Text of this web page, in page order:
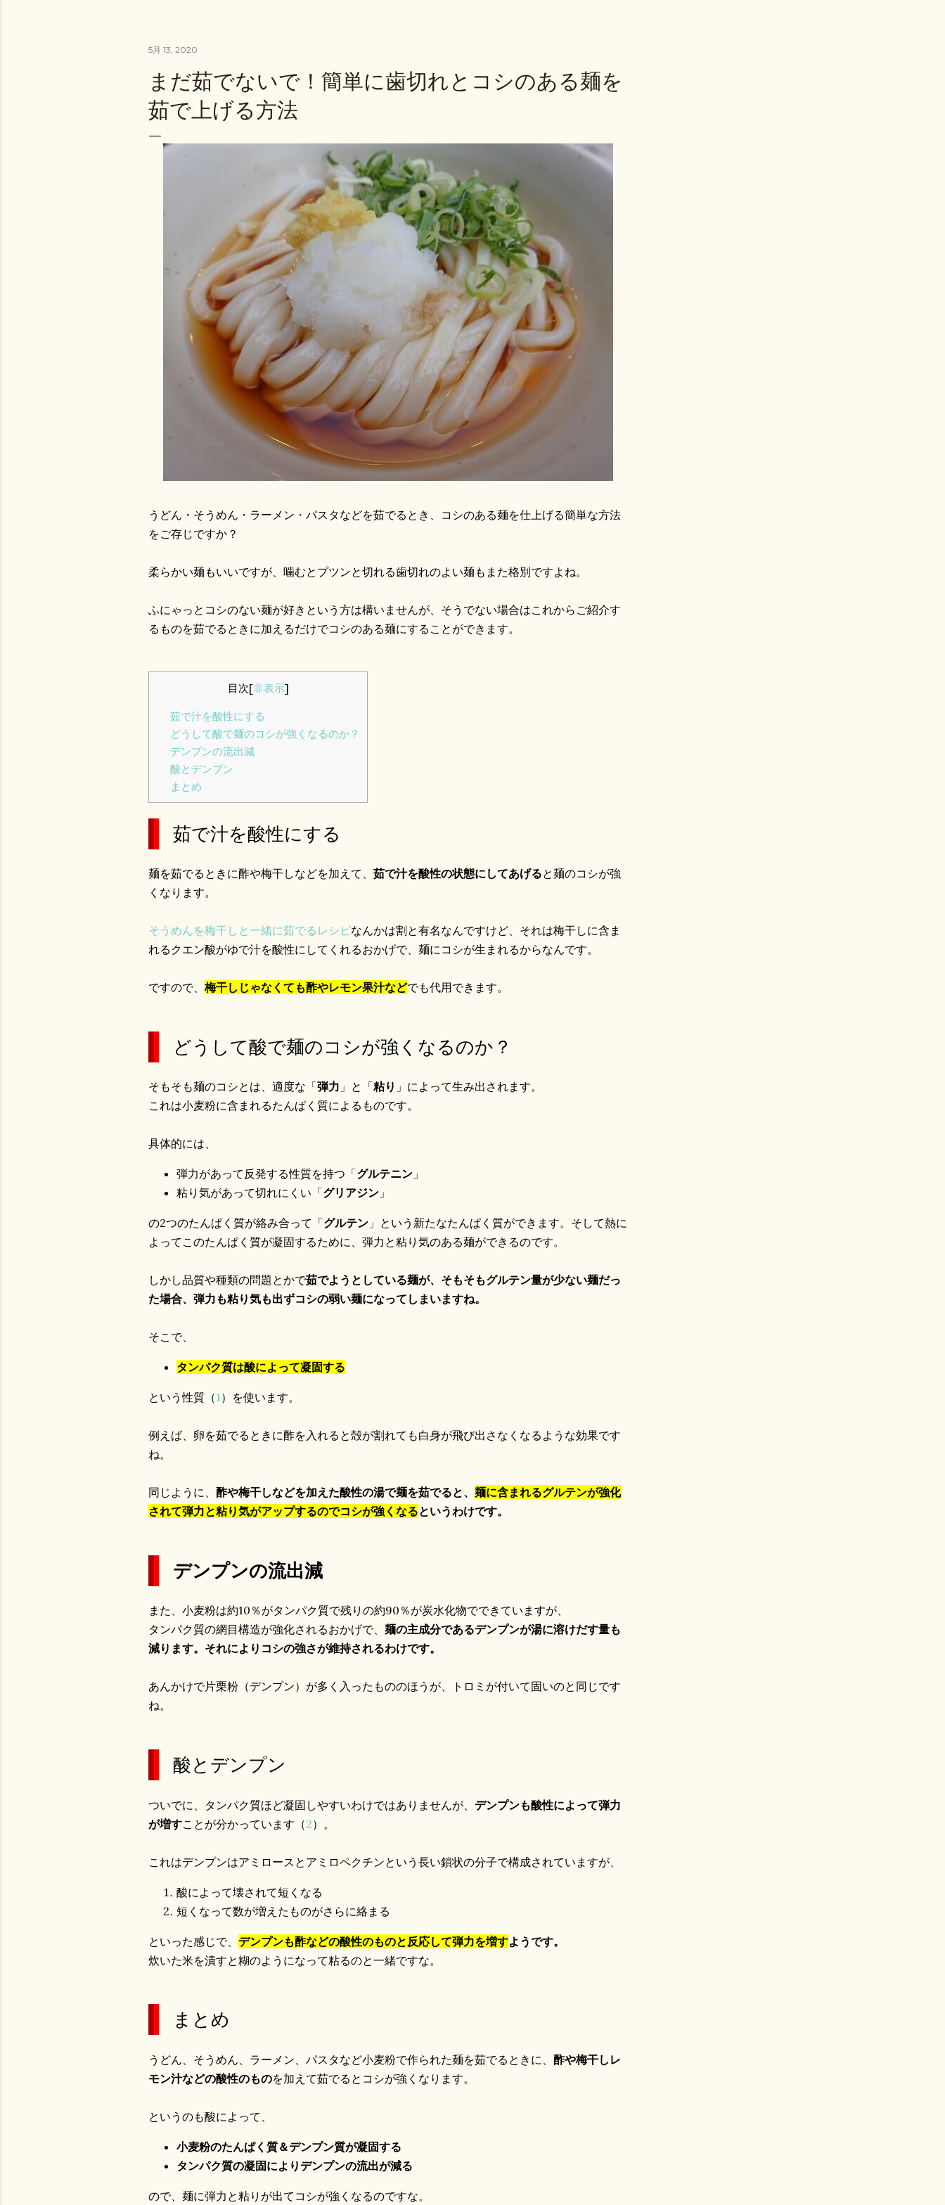
5月 13, 2020
まだ茹でないで！簡単に歯切れとコシのある麺を
茹で上げる方法
うどん・そうめん・ラーメン・パスタなどを茹でるとき、コシのある麺を仕上げる簡単な方法
をご存じですか？
柔らかい麺もいいですが、噛むとプツンと切れる歯切れのよい麺もまた格別ですよね。
ふにゃっとコシのない麺が好きという方は構いませんが、そうでない場合はこれからご紹介す
るものを茹でるときに加えるだけでコシのある麺にすることができます。
目次[非表示]
茹で汁を酸性にする
どうして酸で麺のコシが強くなるのか？
デンプンの流出減
酸とデンプン
まとめ
茹で汁を酸性にする
麺を茹でるときに酢や梅干しなどを加えて、 茹で汁を酸性の状態にしてあげると麺のコシが強
くなります。
そうめんを梅干しと一緒に茹でるレシピなんかは割と有名なんですけど、それは梅干しに含ま
れるクエン酸がゆで汁を酸性にしてくれるおかげで、麺にコシが生まれるからなんです。
ですので、 梅干しじゃなくても酢やレモン果汁などでも代用できます。
どうして酸で麺のコシが強くなるのか？
そもそも麺のコシとは、適度な「弾力 」と「粘り 」によって生み出されます。
これは小麦粉に含まれるたんぱく質によるものです。
具体的には、
弾力があって反発する性質を持つ「グルテニン 」
粘り気があって切れにくい「グリアジン 」
の2つのたんぱく質が絡み合って「グルテン 」という新たなたんぱく質ができます。そして熱に
よってこのたんぱく質が凝固するために、弾力と粘り気のある麺ができるのです。
しかし品質や種類の問題とかで茹でようとしている麺が、そもそもグルテン量が少ない麺だっ
た場合、弾力も粘り気も出ずコシの弱い麺になってしまいますね。
そこで、
タンパク質は酸によって凝固する
という性質（1）を使います。
例えば、卵を茹でるときに酢を入れると殻が割れても白身が飛び出さなくなるような効果です
ね。
同じように、 酢や梅干しなどを加えた酸性の湯で麺を茹でると、 麺に含まれるグルテンが強化
されて弾力と粘り気がアップするのでコシが強くなるというわけです。
デンプンの流出減
また、小麦粉は約10％がタンパク質で残りの約90％が炭水化物でできていますが、
タンパク質の網目構造が強化されるおかげで、 麺の主成分であるデンプンが湯に溶けだす量も
減ります。それによりコシの強さが維持されるわけです。
あんかけで片栗粉（デンプン）が多く入ったもののほうが、トロミが付いて固いのと同じです
ね。
酸とデンプン
ついでに、タンパク質ほど凝固しやすいわけではありませんが、 デンプンも酸性によって弾力
が増すことが分かっています（2）。
これはデンプンはアミロースとアミロペクチンという長い鎖状の分子で構成されていますが、
酸によって壊されて短くなる
短くなって数が増えたものがさらに絡まる
といった感じで、 デンプンも酢などの酸性のものと反応して弾力を増すようです。
炊いた米を潰すと糊のようになって粘るのと一緒ですな。
まとめ
うどん、そうめん、ラーメン、パスタなど小麦粉で作られた麺を茹でるときに、 酢や梅干しレ
モン汁などの酸性のものを加えて茹でるとコシが強くなります。
というのも酸によって、
小麦粉のたんぱく質＆デンプン質が凝固する
タンパク質の凝固によりデンプンの流出が減る
ので、麺に弾力と粘りが出てコシが強くなるのですな。